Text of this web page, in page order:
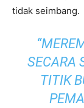
tidak seimbang.
SECARA
TITIK